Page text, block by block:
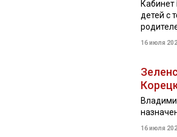
детей с
16 июля
16 июля